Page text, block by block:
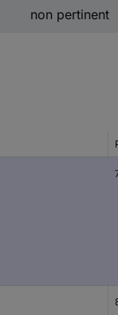
non pertinent